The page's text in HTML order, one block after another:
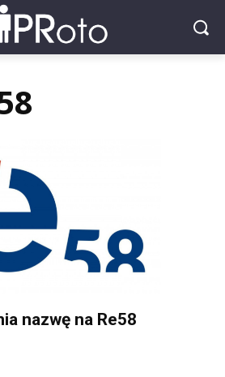
nazwę na Re58